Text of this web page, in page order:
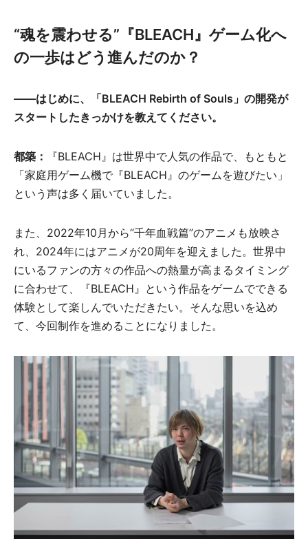
“魂を震わせる”『BLEACH』ゲーム化へ
の一歩はどう進んだのか？
――はじめに、「BLEACH Rebirth of Souls」の開発が
スタートしたきっかけを教えてください。
都築：
『BLEACH』は世界中で人気の作品で、もともと
「家庭用ゲーム機で『BLEACH』のゲームを遊びたい」
という声は多く届いていました。
また、2022年10月から“千年血戦篇”のアニメも放映さ
れ、2024年にはアニメが20周年を迎えました。世界中
にいるファンの方々の作品への熱量が高まるタイミング
に合わせて、『BLEACH』という作品をゲームでできる
体験として楽しんでいただきたい。そんな思いを込め
て、今回制作を進めることになりました。